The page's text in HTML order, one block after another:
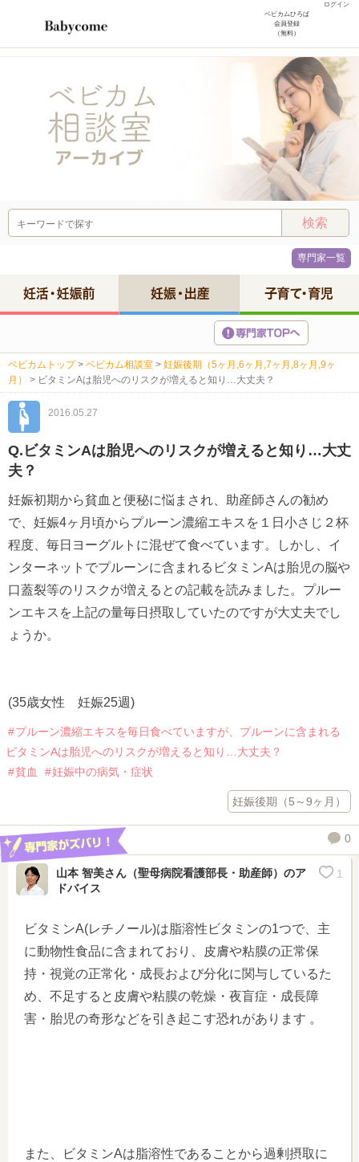
ログイン
ベビカムひろば
会員登録
（無料）
専門家一覧
ベビカムトップ > ベビカム相談室 > 妊娠後期（5ヶ月,6ヶ月,7ヶ月,8ヶ月,9ヶ
月）
> ビタミンAは胎児へのリスクが増えると知り…大丈夫？
2016.05.27
Q.ビタミンAは胎児へのリスクが増えると知り…大丈
夫？
妊娠初期から貧血と便秘に悩まされ、助産師さんの勧め
で、妊娠4ヶ月頃からプルーン濃縮エキスを１日小さじ２杯
程度、毎日ヨーグルトに混ぜて食べています。しかし、イ
ンターネットでプルーンに含まれるビタミンAは胎児の脳や
口蓋裂等のリスクが増えるとの記載を読みました。プルー
ンエキスを上記の量毎日摂取していたのですが大丈夫でし
ょうか。
(35歳女性 妊娠25週)
プルーン濃縮エキスを毎日食べていますが、プルーンに含まれる
ビタミンAは胎児へのリスクが増えると知り…大丈夫？
貧血
妊娠中の病気・症状
妊娠後期（5～9ヶ月）
0
山本 智美さん（聖母病院看護部長・助産師） のア
ドバイス
1
ビタミンA(レチノール)は脂溶性ビタミンの1つで、主
に動物性食品に含まれており、皮膚や粘膜の正常保
持・視覚の正常化・成長および分化に関与しているた
め、不足すると皮膚や粘膜の乾燥・夜盲症・成長障
害・胎児の奇形などを引き起こす恐れがあります 。
また、ビタミンAは脂溶性であることから過剰摂取に